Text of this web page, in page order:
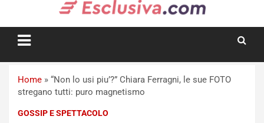
Home » “Non lo usi piu’?” Chiara Ferragni, le sue FOTO
stregano tutti: puro magnetismo
GOSSIP E SPETTACOLO